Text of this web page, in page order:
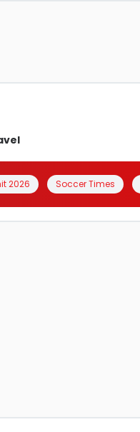
2026 Soccer Times